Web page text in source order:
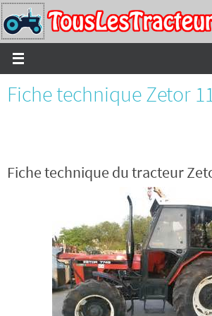
Passer
vers
le
contenu
Fiche technique Zetor
Fiche technique du tracteur